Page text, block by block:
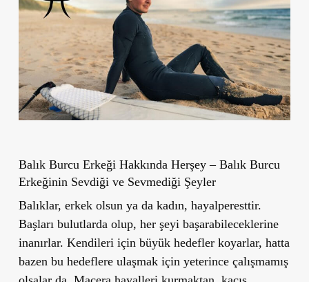
Balık Burcu Erkeği Hakkında Herşey – Balık Burcu
Erkeğinin Sevdiği ve Sevmediği Şeyler
Balıklar, erkek olsun ya da kadın, hayalperesttir.
Başları bulutlarda olup, her şeyi başarabileceklerine
inanırlar. Kendileri için büyük hedefler koyarlar, hatta
bazen bu hedeflere ulaşmak için yeterince çalışmamış